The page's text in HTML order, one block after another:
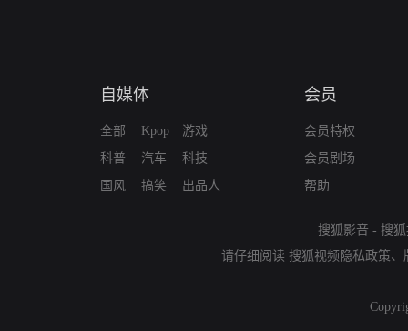
自媒体
全部
科普
国风
Kpop
汽车
搞笑
游戏
科技
出品人
会员
会员特权
会员剧场
帮助
搜狐影音 - 搜
请仔细阅读 搜狐视频隐私政策、